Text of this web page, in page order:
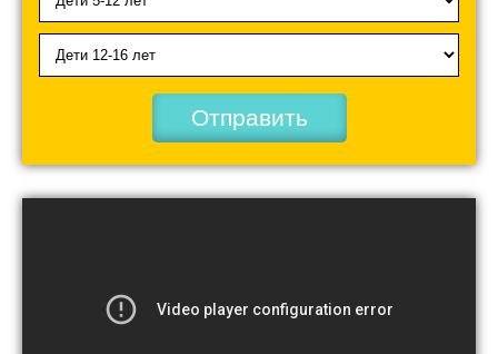
Отправить